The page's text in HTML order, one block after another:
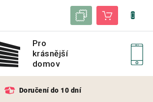
Seznam vzorků Nákupní košík
Doručení do 10 dní